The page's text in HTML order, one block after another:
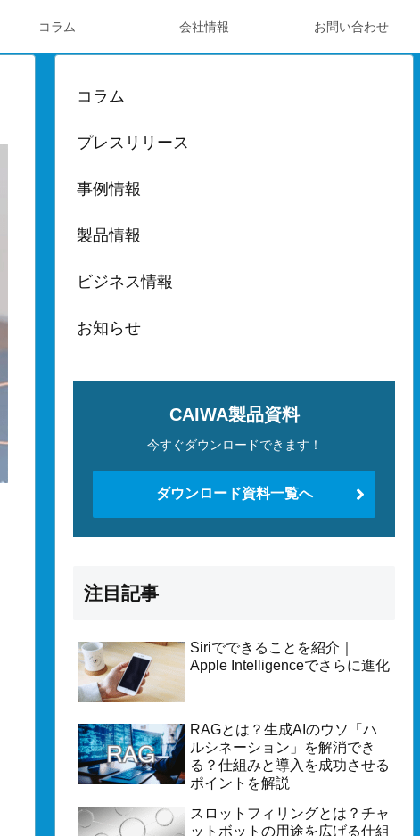
コラム 会社情報 お問い合わせ
コラム
プレスリリース
事例情報
製品情報
ビジネス情報
お知らせ
CAIWA製品資料
今すぐダウンロードできます！
ダウンロード資料一覧へ
注目記事
Siriでできることを紹介｜
Apple Intelligenceでさらに進化
RAGとは？生成AIのウソ「ハ
ルシネーション」を解消でき
る？仕組みと導入を成功させる
ポイントを解説
スロットフィリングとは？チャ
ットボットの用途を広げる仕組